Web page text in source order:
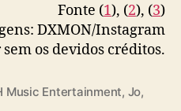
Fonte (1), (2), (3)
DXMON/Instagram
os devidos créditos.
Music Entertainment, Jo,